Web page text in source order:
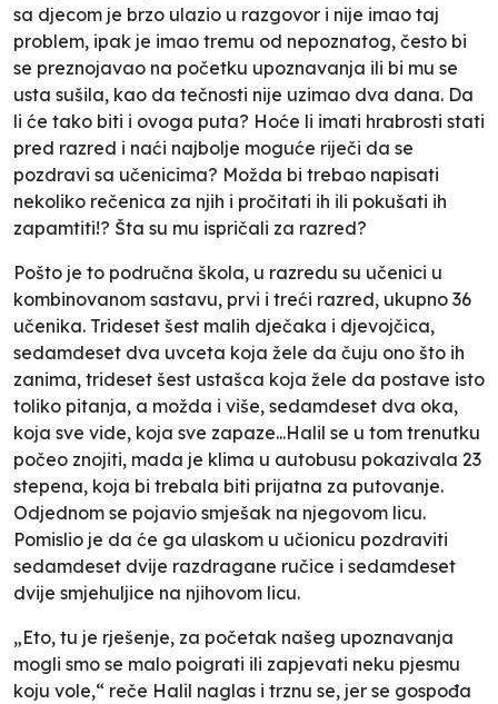
sa djecom je brzo ulazio u razgovor i nije imao taj
problem, ipak je imao tremu od nepoznatog, često bi
se preznojavao na početku upoznavanja ili bi mu se
usta sušila, kao da tečnosti nije uzimao dva dana. Da
li će tako biti i ovoga puta? Hoće li imati hrabrosti stati
pred razred i naći najbolje moguće riječi da se
pozdravi sa učenicima? Možda bi trebao napisati
nekoliko rečenica za njih i pročitati ih ili pokušati ih
zapamtiti!? Šta su mu ispričali za razred?
Pošto je to područna škola, u razredu su učenici u
kombinovanom sastavu, prvi i treći razred, ukupno 36
učenika. Trideset šest malih dječaka i djevojčica,
sedamdeset dva uvceta koja žele da čuju ono što ih
zanima, trideset šest ustašca koja žele da postave isto
toliko pitanja, a možda i više, sedamdeset dva oka,
koja sve vide, koja sve zapaze...Halil se u tom trenutku
počeo znojiti, mada je klima u autobusu pokazivala 23
stepena, koja bi trebala biti prijatna za putovanje.
Odjednom se pojavio smješak na njegovom licu.
Pomislio je da će ga ulaskom u učionicu pozdraviti
sedamdeset dvije razdragane ručice i sedamdeset
dvije smjehuljice na njihovom licu.
„Eto, tu je rješenje, za početak našeg upoznavanja
mogli smo se malo poigrati ili zapjevati neku pjesmu
koju vole,“ reče Halil naglas i trznu se, jer se gospođa